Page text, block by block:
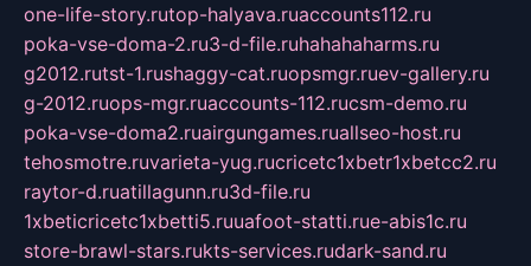
one-life-story.rutop-halyava.ruaccounts112.ru
poka-vse-doma-2.ru3-d-file.ruhahahaharms.ru
g2012.rutst-1.rushaggy-cat.ruopsmgr.ruev-gallery.ru
g-2012.ruops-mgr.ruaccounts-112.rucsm-demo.ru
poka-vse-doma2.ruairgungames.ruallseo-host.ru
tehosmotre.ruvarieta-yug.rucricetc1xbetr1xbetcc2.ru
raytor-d.ruatillagunn.ru3d-file.ru
1xbeticricetc1xbetti5.ruuafoot-statti.rue-abis1c.ru
store-brawl-stars.rukts-services.rudark-sand.ru